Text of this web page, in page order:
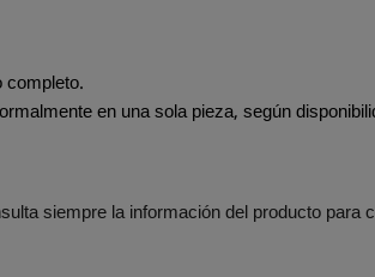
completo.
en una sola pieza, según
siempre la información del producto para